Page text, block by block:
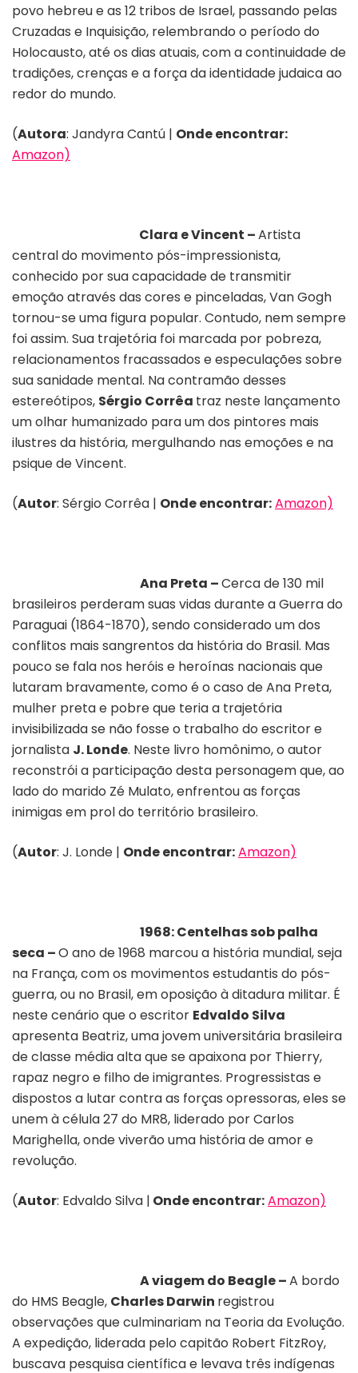
povo hebreu e as 12 tribos de Israel, passando pelas
Cruzadas e Inquisição, relembrando o período do
Holocausto, até os dias atuais, com a continuidade de
tradições, crenças e a força da identidade judaica ao
redor do mundo.
(Autora: Jandyra Cantú | Onde encontrar:
Amazon)
Clara e Vincent –Artista
central do movimento pós-impressionista,
conhecido por sua capacidade de transmitir
emoção através das cores e pinceladas, Van Gogh
tornou-se uma figura popular. Contudo, nem sempre
foi assim. Sua trajetória foi marcada por pobreza,
relacionamentos fracassados e especulações sobre
sua sanidade mental. Na contramão desses
estereótipos, Sérgio Corrêa traz neste lançamento
um olhar humanizado para um dos pintores mais
ilustres da história, mergulhando nas emoções e na
psique de Vincent.
(Autor: Sérgio Corrêa | Onde encontrar:Amazon)
Ana Preta –Cerca de 130 mil
brasileiros perderam suas vidas durante a Guerra do
Paraguai (1864-1870), sendo considerado um dos
conflitos mais sangrentos da história do Brasil. Mas
pouco se fala nos heróis e heroínas nacionais que
lutaram bravamente, como é o caso de Ana Preta,
mulher preta e pobre que teria a trajetória
invisibilizada se não fosse o trabalho do escritor e
jornalista J. Londe. Neste livro homônimo, o autor
reconstrói a participação desta personagem que, ao
lado do marido Zé Mulato, enfrentou as forças
inimigas em prol do território brasileiro.
(Autor: J. Londe | Onde encontrar:Amazon)
1968: Centelhas sob palha
seca –O ano de 1968 marcou a história mundial, seja
na França, com os movimentos estudantis do pós-
guerra, ou no Brasil, em oposição à ditadura militar. É
neste cenário que o escritor Edvaldo Silva
apresenta Beatriz, uma jovem universitária brasileira
de classe média alta que se apaixona por Thierry,
rapaz negro e filho de imigrantes. Progressistas e
dispostos a lutar contra as forças opressoras, eles se
unem à célula 27 do MR8, liderado por Carlos
Marighella, onde viverão uma história de amor e
revolução.
(Autor: Edvaldo Silva | Onde encontrar:Amazon)
A viagem do Beagle –A bordo
do HMS Beagle, Charles Darwin registrou
observações que culminariam na Teoria da Evolução.
A expedição, liderada pelo capitão Robert FitzRoy,
buscava pesquisa científica e levava três indígenas